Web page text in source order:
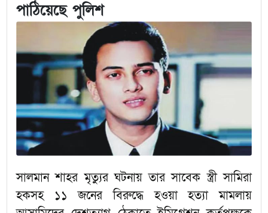
পাঠিয়েছে পুলিশ
সালমান শাহর মৃত্যুর ঘটনায় তার সাবেক স্ত্রী সামিরা
হকসহ ১১ জনের বিরুদ্ধে হওয়া হত্যা মামলায়